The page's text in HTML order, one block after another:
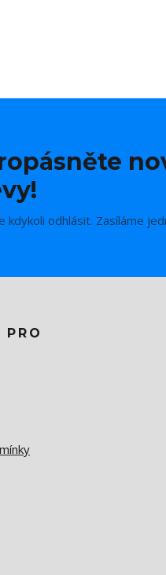
kdykoli odhlásit. Zasíláme
PRO